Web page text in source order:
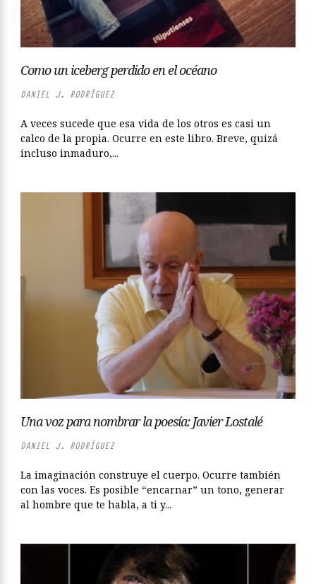
Como un iceberg perdido en el océano
DANIEL J. RODRÍGUEZ
A veces sucede que esa vida de los otros es casi un
calco de la propia. Ocurre en este libro. Breve, quizá
incluso inmaduro,...
Una voz para nombrar la poesía: Javier Lostalé
DANIEL J. RODRÍGUEZ
La imaginación construye el cuerpo. Ocurre también
con las voces. Es posible “encarnar” un tono, generar
al hombre que te habla, a ti y...